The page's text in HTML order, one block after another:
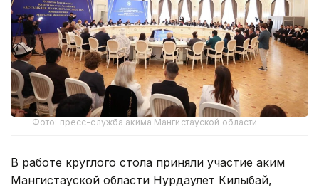
Фото: пресс-служба акима Мангистауской области
В работе круглого стола приняли участие аким
Мангистауской области Нурдаулет Килыбай,